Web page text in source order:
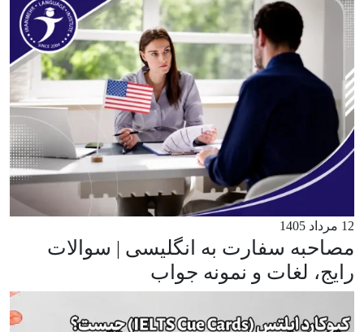
12 مرداد 1405
مصاحبه سفارت به انگلیسی | سوالات
رایج، لغات و نمونه جواب